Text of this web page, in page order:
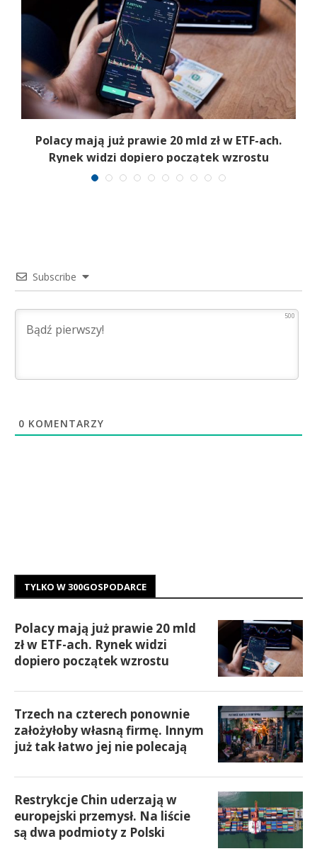
Polacy mają już prawie 20 mld zł w ETF-ach.
Rynek widzi dopiero początek wzrostu
Subscribe
500
0 KOMENTARZY
TYLKO W 300GOSPODARCE
Polacy mają już prawie 20 mld
zł w ETF-ach. Rynek widzi
dopiero początek wzrostu
Trzech na czterech ponownie
założyłoby własną firmę. Innym
już tak łatwo jej nie polecają
Restrykcje Chin uderzają w
europejski przemysł. Na liście
są dwa podmioty z Polski